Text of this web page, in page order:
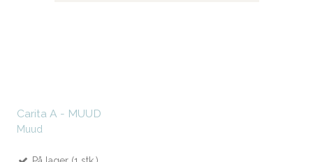
Carita A - MUUD
Muud